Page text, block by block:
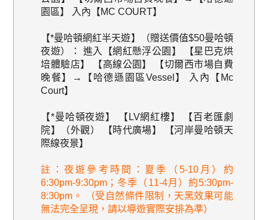
園區】 入內【MC COURT】
【*曼哈頓網紅半天遊】（贈送價值$50曼哈頓
夜遊）： 進入【網紅懸浮公園】 【星巴克烘
培體驗店】 【高線公園】 【切爾西市場自費
晚餐】→【哈德遜園區Vessel】 入內【Mc
Court】
【*曼哈頓夜遊】 【LV網紅樓】 【百老匯劇
院】（外觀） 【時代廣場】 【河岸曼哈頓天
際線夜景】
註：夜遊參考時間：夏季（5-10月）約
6:30pm-9:30pm；冬季（11-4月）約5:30pm-
8:30pm。 （受自然條件限制，天黑效果可能
無法完全呈現，請以導遊實際安排為準）